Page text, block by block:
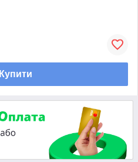
Купити